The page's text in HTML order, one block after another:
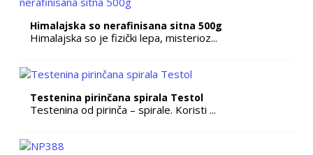
Himalajska so nerafinisana sitna 500g
Himalajska so je fizički lepa, misterioz...
Testenina pirinčana spirala Testol
Testenina od pirinča – spirale. Koristi ...